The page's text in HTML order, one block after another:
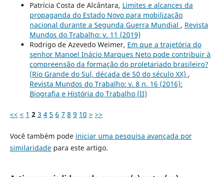
Patrícia Costa de Alcântara, Limites e alcances da
propaganda do Estado Novo para mobilização
nacional durante a Segunda Guerra Mundial , Revista
Mundos do Trabalho: v. 11 (2019)
Rodrigo de Azevedo Weimer, Em que a trajetória do
senhor Manoel Inácio Marques Neto pode contribuir à
compreensão da formação do proletariado brasileiro?
(Rio Grande do Sul, década de 50 do século XX) ,
Revista Mundos do Trabalho: v. 8 n. 16 (2016):
Biografia e História do Trabalho (II)
<< < 1 2 3 4 5 6 7 8 9 10 > >>
Você também pode iniciar uma pesquisa avançada por
similaridadepara este artigo.